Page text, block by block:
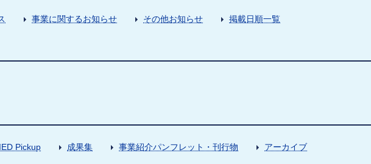
事業に関するお知らせ その他お知らせ 掲載日順一覧
Pickup 成果集 事業紹介パンフレット・刊行物 アーカイブ